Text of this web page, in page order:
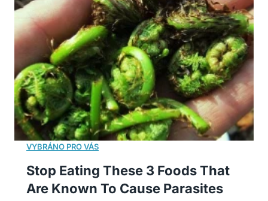
Stop Eating These 3 Foods That
Are Known To Cause Parasites